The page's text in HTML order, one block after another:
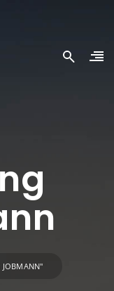
JOBMANN"